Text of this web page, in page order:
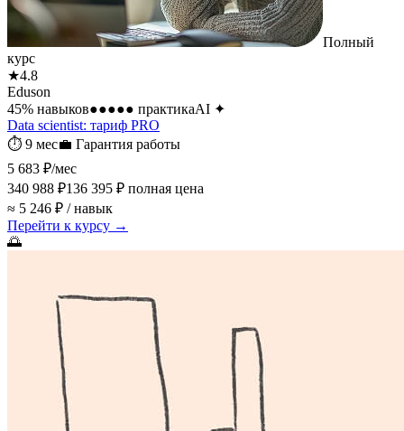
Полный
курс
★4.8
Eduson
45% навыков●●●●● практикаAI ✦
Data scientist: тариф PRO
⏱ 9 мес💼 Гарантия работы
5 683 ₽/мес
340 988 ₽136 395 ₽ полная цена
≈ 5 246 ₽ / навык
Перейти к курсу →
🌅